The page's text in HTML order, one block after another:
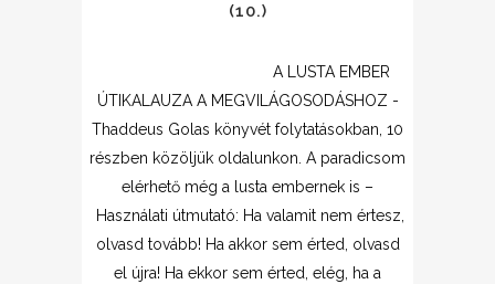
(10.)
A LUSTA EMBER
ÚTIKALAUZA A MEGVILÁGOSODÁSHOZ -
Thaddeus Golas könyvét folytatásokban, 10
részben közöljük oldalunkon. A paradicsom
elérhető még a lusta embernek is –
Használati útmutató: Ha valamit nem értesz,
olvasd tovább! Ha akkor sem érted, olvasd
el újra! Ha ekkor sem érted, elég, ha a